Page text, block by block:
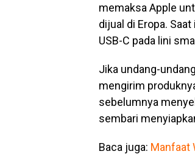
memaksa Apple
dijual di Eropa.
USB-C pada lini
Jika undang-
mengirim
sebelumnya
sembari
Baca juga: Manfaat